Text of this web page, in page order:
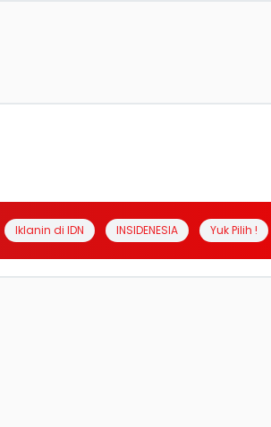
Iklanin di IDN INSIDENESIA Yuk Pilih !